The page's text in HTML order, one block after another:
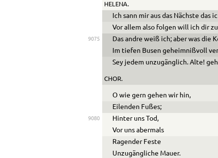
HELENA.
Ich sann mir aus das Nächste das
Vor allem also folgen will ich dir
9075
Das andre weiß ich; aber was die
Im tiefen Busen geheimnißvoll
Sey jedem unzugänglich. Alte!
CHOR.
O wie gern gehen wir hin,
Eilenden Fußes;
9080
Hinter uns Tod,
Vor uns abermals
Ragender Feste
Unzugängliche Mauer.